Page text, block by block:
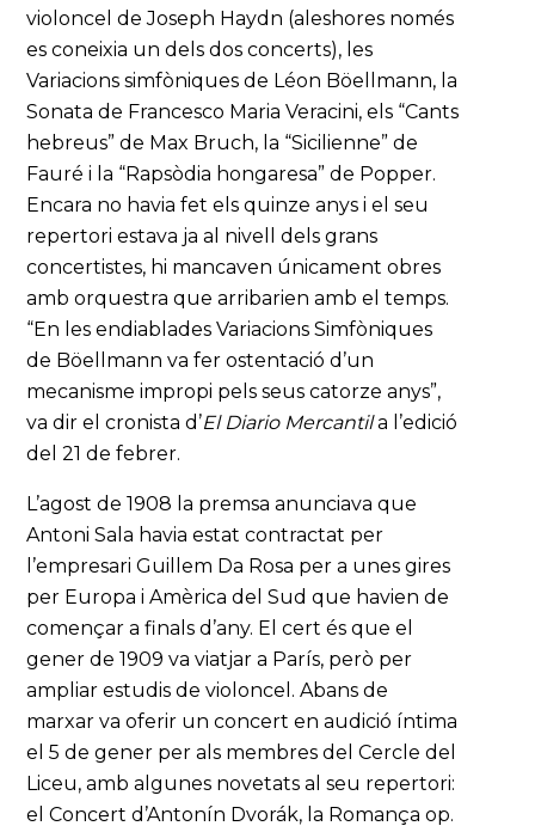
violoncel de Joseph Haydn (aleshores només
es coneixia un dels dos concerts), les
Variacions simfòniques de Léon Böellmann, la
Sonata de Francesco Maria Veracini, els “Cants
hebreus” de Max Bruch, la “Sicilienne” de
Fauré i la “Rapsòdia hongaresa” de Popper.
Encara no havia fet els quinze anys i el seu
repertori estava ja al nivell dels grans
concertistes, hi mancaven únicament obres
amb orquestra que arribarien amb el temps.
“En les endiablades Variacions Simfòniques
de Böellmann va fer ostentació d’un
mecanisme impropi pels seus catorze anys”,
va dir el cronista d’El Diario Mercantila l’edició
del 21 de febrer.
L’agost de 1908 la premsa anunciava que
Antoni Sala havia estat contractat per
l’empresari Guillem Da Rosa per a unes gires
per Europa i Amèrica del Sud que havien de
començar a finals d’any. El cert és que el
gener de 1909 va viatjar a París, però per
ampliar estudis de violoncel. Abans de
marxar va oferir un concert en audició íntima
el 5 de gener per als membres del Cercle del
Liceu, amb algunes novetats al seu repertori:
el Concert d’Antonín Dvorák, la Romança op.